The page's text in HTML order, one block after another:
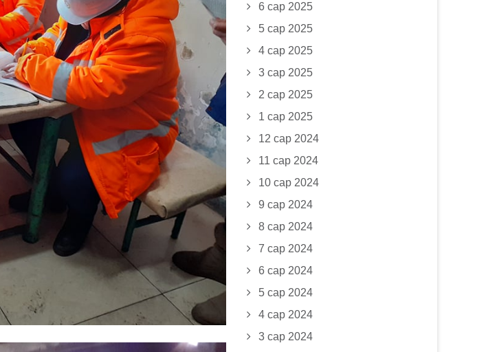
6 сар 2025
5 сар 2025
4 сар 2025
3 сар 2025
2 сар 2025
1 сар 2025
12 сар 2024
11 сар 2024
10 сар 2024
9 сар 2024
8 сар 2024
7 сар 2024
6 сар 2024
5 сар 2024
4 сар 2024
3 сар 2024